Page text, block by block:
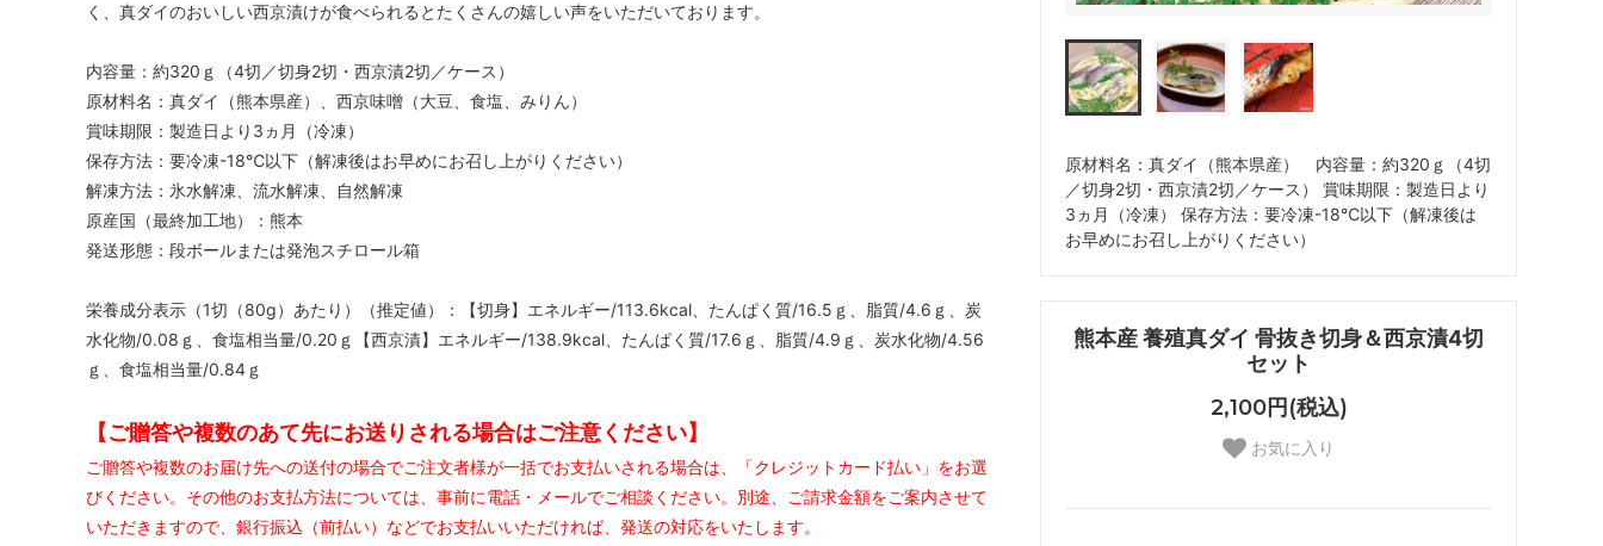
原材料名：真ダイ（熊本県産） 内容量：約320ｇ（4切
／切身2切・西京漬2切／ケース） 賞味期限：製造日より
3ヵ月（冷凍） 保存方法：要冷凍-18℃以下（解凍後は
お早めにお召し上がりください）
熊本産 養殖真ダイ 骨抜き切身＆西京漬4切
セット
2,100円(税込)
お気に入り
く、真ダイのおいしい西京漬けが食べられるとたくさんの嬉しい声をいただいております。
内容量：約320ｇ（4切／切身2切・西京漬2切／ケース）
原材料名：真ダイ（熊本県産）、西京味噌（大豆、食塩、みりん）
賞味期限：製造日より3ヵ月（冷凍）
保存方法：要冷凍-18℃以下（解凍後はお早めにお召し上がりください）
解凍方法：氷水解凍、流水解凍、自然解凍
原産国（最終加工地）：熊本
発送形態：段ボールまたは発泡スチロール箱
栄養成分表示（1切（80g）あたり）（推定値）：【切身】エネルギー/113.6kcal、たんぱく質/16.5ｇ、脂質/4.6ｇ、炭
水化物/0.08ｇ、食塩相当量/0.20ｇ【西京漬】エネルギー/138.9kcal、たんぱく質/17.6ｇ、脂質/4.9ｇ、炭水化物/4.56
ｇ、食塩相当量/0.84ｇ
【ご贈答や複数のあて先にお送りされる場合はご注意ください】
ご贈答や複数のお届け先への送付の場合でご注文者様が一括でお支払いされる場合は、「クレジットカード払い」をお選
びください。その他のお支払方法については、事前に電話・メールでご相談ください。別途、ご請求金額をご案内させて
いただきますので、銀行振込（前払い）などでお支払いいただければ、発送の対応をいたします。